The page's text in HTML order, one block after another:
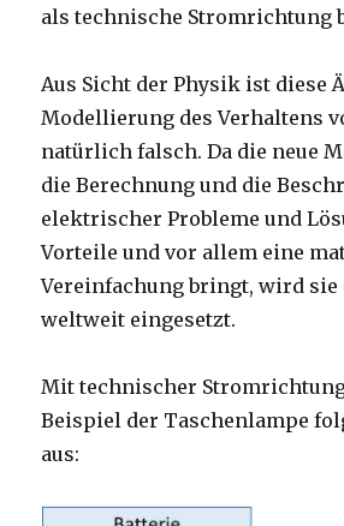
als technische Stromrichtung
Aus Sicht der Physik ist diese
Modellierung des Verhaltens
natürlich falsch. Da die neue
die Berechnung und die
elektrischer Probleme und
Vorteile und vor allem eine
Vereinfachung bringt, wird sie
weltweit eingesetzt.
Mit technischer
Beispiel der Taschenlampe
aus: